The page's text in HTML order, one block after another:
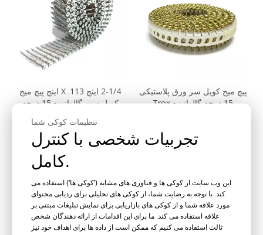
پیچ میخ کویل سر ورق پلاستیکی
15 درجه گالوانیزه Trox
2-1/4 اینچ X .113 اینچ پیچ میخ
کویل سیم گالوانیزه 15 درجه
پرس و جو کنید
تنظیمات کوکی شما
تجربیات شخصی با کنترل
کامل.
این وب سایت از کوکی ها و فناوری های مشابه ('کوکی ها') استفاده می
کند. با توجه به رضایت شما، از کوکی های تحلیلی برای ردیابی محتوای
مورد علاقه شما و از کوکی های بازاریابی برای نمایش تبلیغات مبتنی بر
علاقه استفاده می کند. ما برای این اقدامات از ارائه دهندگان شخص
ثالث استفاده می کنیم که ممکن است از داده ها برای اهداف خود نیز